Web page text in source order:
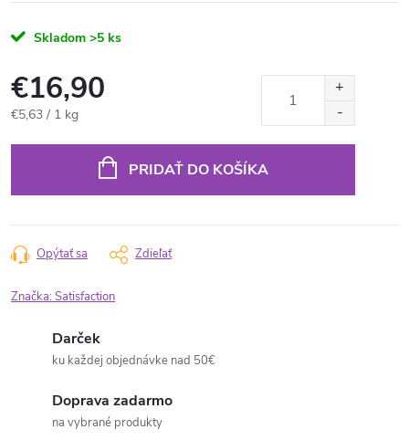
Skladom >5 ks
€16,90
Jednotková
€5,63 / 1 kg
PRIDAŤ DO KOŠÍKA
Opýtať sa Zdieľať
Značka:Satisfaction
Darček
ku každej objednávke nad 50€
Doprava zadarmo
na vybrané produkty